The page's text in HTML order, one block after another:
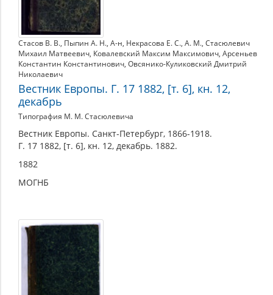
Стасов В. В., Пыпин А. Н., А-н, Некрасова Е. С., А. М., Стасюлевич
Михаил Матвеевич, Ковалевский Максим Максимович, Арсеньев
Константин Константинович, Овсянико-Куликовский Дмитрий
Николаевич
Вестник Европы. Г. 17 1882, [т. 6], кн. 12,
декабрь
Типография М. М. Стасюлевича
Вестник Европы. Санкт-Петербург, 1866-1918.
Г. 17 1882, [т. 6], кн. 12, декабрь. 1882.
1882
МОГНБ